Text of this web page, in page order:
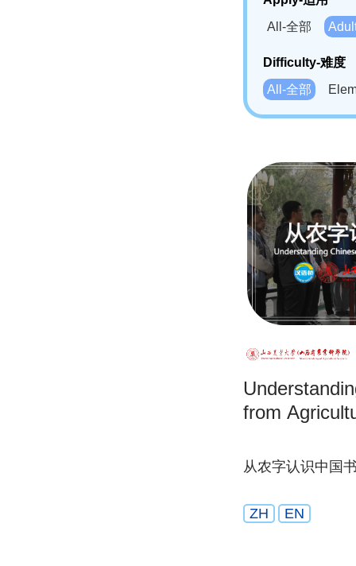
Bahasa
Swahili(SW)-
All-全部
Difficulty-难度
All-全部
from
从农字认识中国
ZH EN